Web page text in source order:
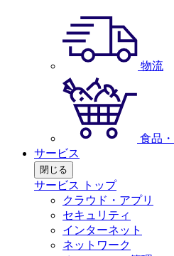
物流
食品
サービス
閉じる
サービス トップ
クラウド・アプリ
セキュリティ
インターネット
ネットワーク